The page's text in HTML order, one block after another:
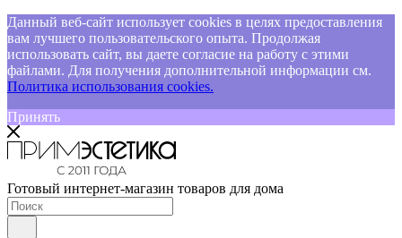
Данный веб-сайт использует cookies в целях предоставления
вам лучшего пользовательского опыта. Продолжая
использовать сайт, вы даете согласие на работу с этими
файлами. Для получения дополнительной информации см.
Политика использования cookies.
Принять
Готовый интернет-магазин товаров для дома